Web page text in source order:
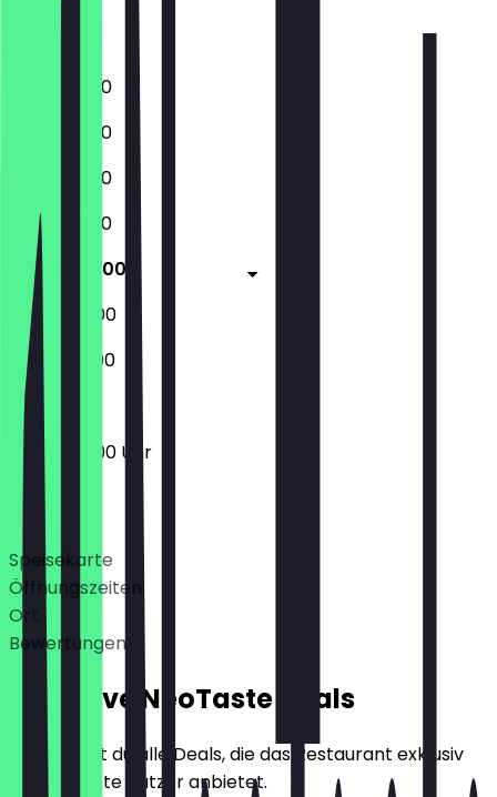
17:00 - 01:00
17:00 - 01:00
17:00 - 01:00
17:00 - 01:00
17:00 - 02:00
17:00 - 02:00
15:00 - 22:00
17:00 - 02:00 Uhr
Speisekarte
Öffnungszeiten
Ort
Bewertungen
Exklusive NeoTaste Deals
Hier findest du alle Deals, die das Restaurant exklusiv
für NeoTaste Nutzer anbietet.